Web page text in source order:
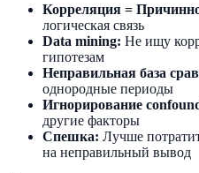
Корреляция =
логическая связь
Data mining: Не ищу
гипотезам
Неправильная база
однородные периоды
Игнорирование
другие факторы
Спешка: Лучше
на неправильный вывод